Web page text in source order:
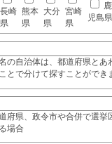
長崎
県
熊本
県
大分
県
宮崎
県
鹿
児島県
の自治体は、都道府県とあ
とで分けて探すことができ
府県、政令市や合併で選挙
場合